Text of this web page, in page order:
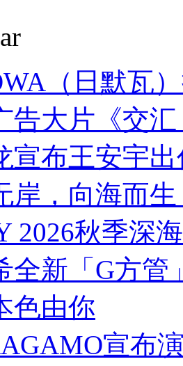
（日默瓦
告大片《交
宣布王安宇
岸，向海而
2026秋季深
全新「G方管
色由你
宣布